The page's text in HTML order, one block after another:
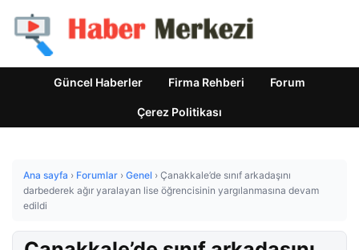
Güncel Haberler Firma Rehberi Forum
Çerez Politikası
Ana sayfa › Forumlar › Genel › Çanakkale’de sınıf arkadaşını
darbederek ağır yaralayan lise öğrencisinin yargılanmasına devam
edildi